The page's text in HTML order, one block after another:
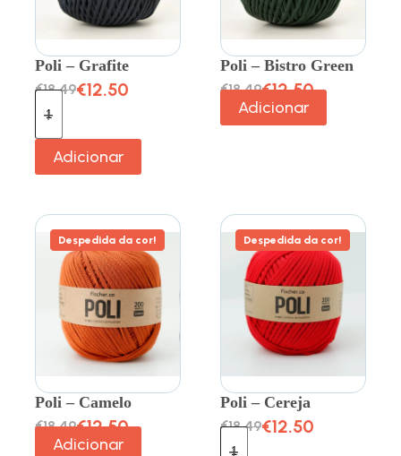
Poli – Grafite
€18.49€12.50
Adicionar
Poli – Bistro Green
€18.49€12.50
Adicionar
Despedida da cor!
Poli – Camelo
€18.49€12.50
Adicionar
Despedida da cor!
Poli – Cereja
€18.49€12.50